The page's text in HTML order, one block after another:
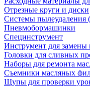
Отрезные круги и диски
Системы пылеудаления
Пневмобормашинки
Специнструмент
Инструмент для замены
Головки для сливных
Наборы для ремонта
Съемники масляных
Щупы для проверки